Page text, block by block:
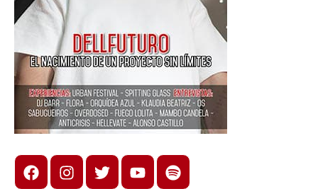
FacebookInstagram
X youtubespotify